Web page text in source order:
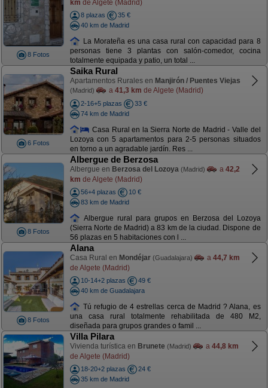
8 Fotos
km de Algete (Madrid)
8 plazas
35 €
40 km de Madrid
La Morateña es una casa rural con capacidad para 8
personas tiene 3 plantas con salón-comedor, cocina
totalmente equipada y patio, un total ...
6 Fotos
Saika Rural
Apartamentos Rurales en Manjirón / Puentes Viejas
(Madrid) a 41,3 km de Algete (Madrid)
2-16+5 plazas
33 €
74 km de Madrid
Casa Rural en la Sierra Norte de Madrid - Valle del
Lozoya con 5 apartamentos para 2-5 personas situados
en torno a un agradable jardín. Res ...
8 Fotos
Albergue de Berzosa
Albergue en Berzosa del Lozoya (Madrid) a 42,2
km de Algete (Madrid)
56+4 plazas
10 €
83 km de Madrid
Albergue rural para grupos en Berzosa del Lozoya
(Sierra Norte de Madrid) a 83 km de la ciudad. Dispone de
56 plazas en 5 habitaciones con l ...
8 Fotos
Alana
Casa Rural en Mondéjar (Guadalajara) a 44,7 km
de Algete (Madrid)
10-14+2 plazas
49 €
40 km de Guadalajara
Tú refugio de 4 estrellas cerca de Madrid ? Alana, es
una casa rural totalmente rehabilitada de 480 M2,
diseñada para grupos grandes o famil ...
Villa Pilara
Vivienda turística en Brunete (Madrid) a 44,8 km
de Algete (Madrid)
18-20+2 plazas
24 €
35 km de Madrid